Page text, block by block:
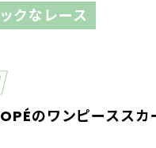
クなレース
のワンピーススカ